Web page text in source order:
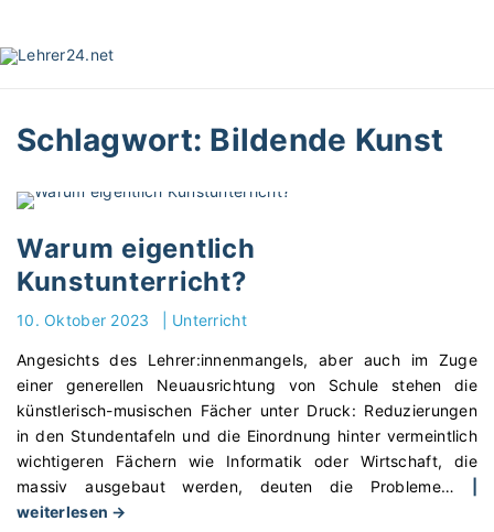
i
Schlagwort: Bildende Kunst
Warum eigentlich
Kunstunterricht?
10. Oktober 2023 Unterricht
Angesichts des Lehrer:innenmangels, aber auch im Zuge
einer generellen Neuausrichtung von Schule stehen die
künstlerisch-musischen Fächer unter Druck: Reduzierungen
in den Stundentafeln und die Einordnung hinter vermeintlich
wichtigeren Fächern wie Informatik oder Wirtschaft, die
massiv ausgebaut werden, deuten die Probleme…
weiterlesen →